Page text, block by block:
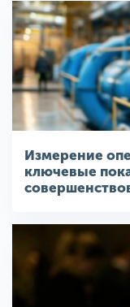
Измерение
ключевые